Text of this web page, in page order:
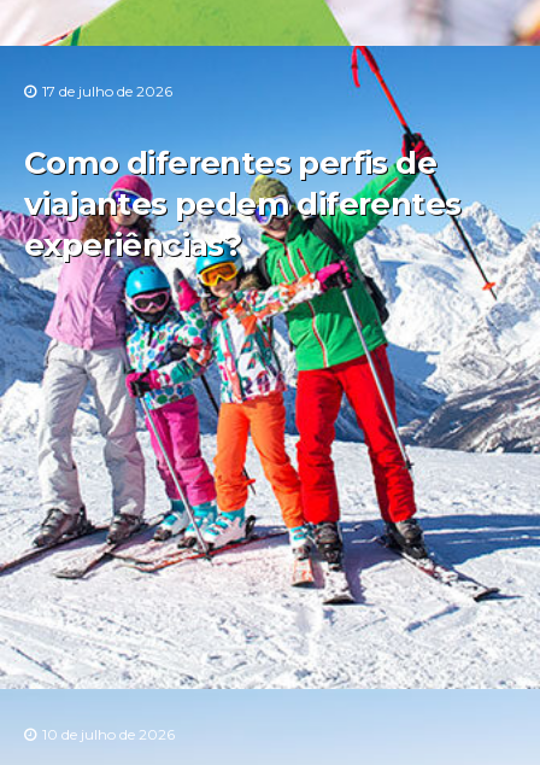
17 de julho de 2026
Como diferentes perfis de
viajantes pedem diferentes
experiências?
10 de julho de 2026